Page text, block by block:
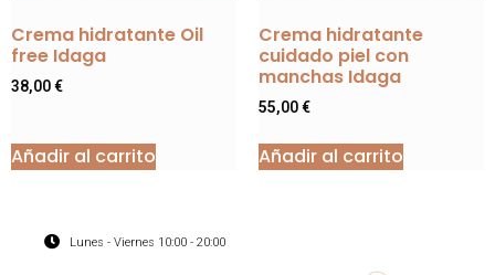
Crema hidratante Oil
free Idaga
38,00€
Añadir al carrito
Crema hidratante
cuidado piel con
manchas Idaga
55,00€
Añadir al carrito
Lunes - Viernes 10:00 - 20:00